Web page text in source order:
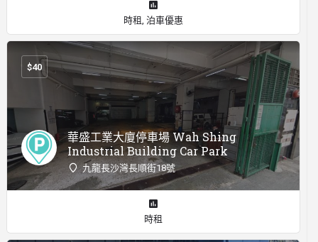
時租, 泊車優惠
華盛工業大廈停車場 Wah Shing
Industrial Building Car Park
九龍長沙灣長順街18號
$40
時租